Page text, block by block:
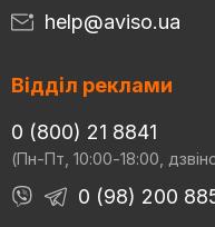
help@aviso.ua
Відділ реклами
0 (800) 21 8841
(Пн-Пт, 10:00-18:00,
0 (98) 200